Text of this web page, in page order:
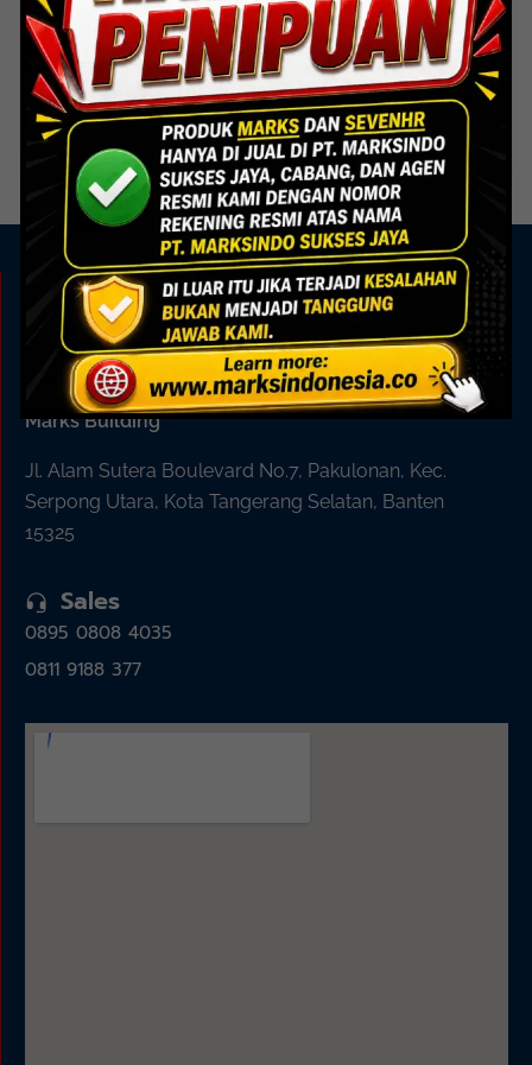
RS Sari Asih Serang-Banten
Marks Indonesia/May 9, 2025
KAMI ADA UNTUK ANDA
Showroom
Marks Building
Jl. Alam Sutera Boulevard No.7, Pakulonan, Kec.
Serpong Utara, Kota Tangerang Selatan, Banten
15325
Sales
0895 0808 4035
0811 9188 377